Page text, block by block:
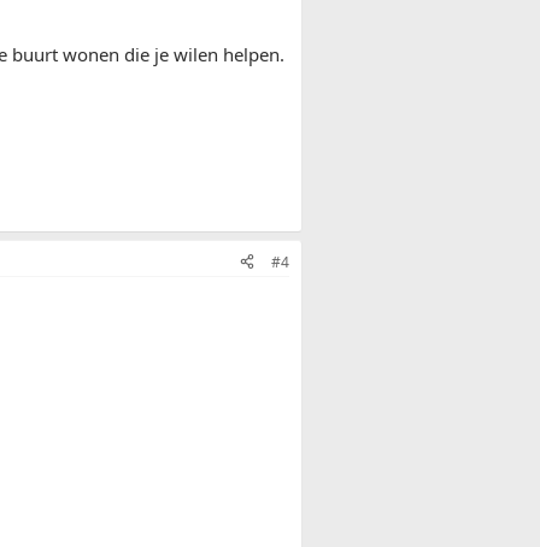
buurt wonen die je wilen helpen.
#4